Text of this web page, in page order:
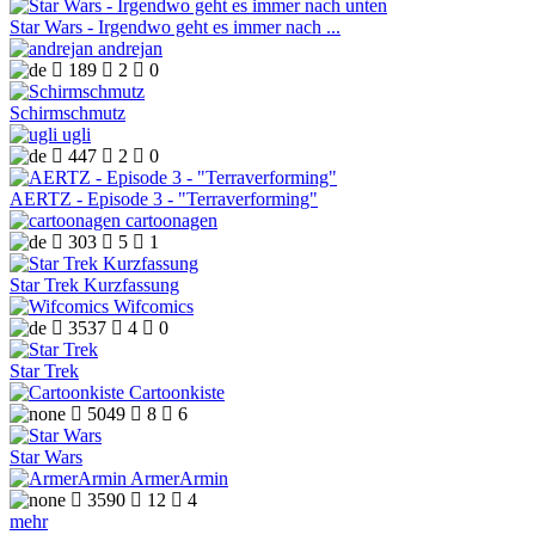
Star Wars - Irgendwo geht es immer nach ...
andrejan
 189  2  0
Schirmschmutz
ugli
 447  2  0
AERTZ - Episode 3 - "Terraverforming"
cartoonagen
 303  5  1
Star Trek Kurzfassung
Wifcomics
 3537  4  0
Star Trek
Cartoonkiste
 5049  8  6
Star Wars
ArmerArmin
 3590  12  4
mehr